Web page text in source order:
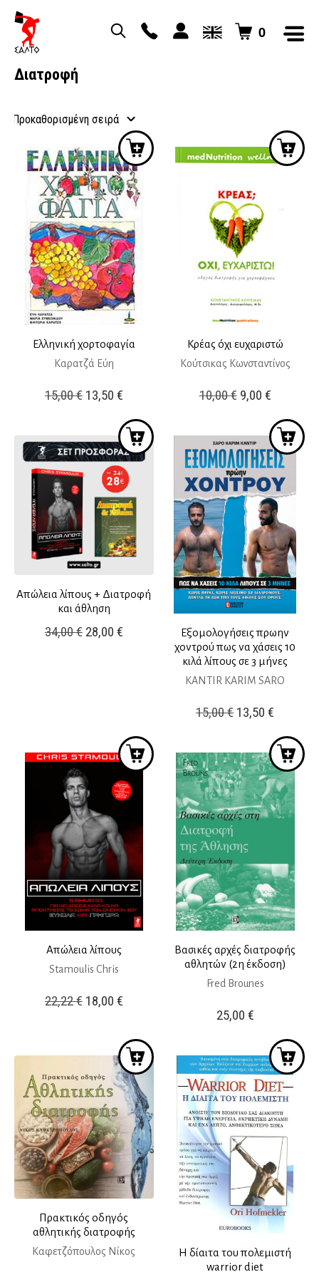
0
Διατροφή
Ελληνική χορτοφαγία
Καρατζά Εύη
15,00€ Original
15,00 €.
13,50 €Η
τιμή
είναι:
13,50 €.
Κρέας όχι ευχαριστώ
Κούτσικας Κωνσταντίνος
10,00€ Original
was:
10,00 €.
9,00 €Η
τιμή
είναι:
9,00 €.
Απώλεια λίπους + Διατροφή
και άθληση
34,00€ Original
28,00 €Η
Εξομολογήσεις πρωην
χοντρού πως να χάσεις 10
κιλά λίπους σε 3 μήνες
KANTIR KARIM SARO
15,00€ Original
was:
15,00 €.
13,50€
τιμή
είναι:
13,50 €.
Απώλεια λίπους
Stamoulis Chris
22,22€ Original
22,22 €.
18,00 €Η
τιμή
είναι:
18,00 €.
Βασικές αρχές διατροφής
αθλητών (2η έκδοση)
Fred Brounes
25,00 €
Πρακτικός οδηγός
αθλητικής διατροφής
Καφετζόπουλος Νίκος
Η δίαιτα του πολεμιστή
warrior diet